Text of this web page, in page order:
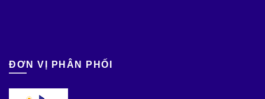
ĐƠN VỊ PHÂN PHỐI